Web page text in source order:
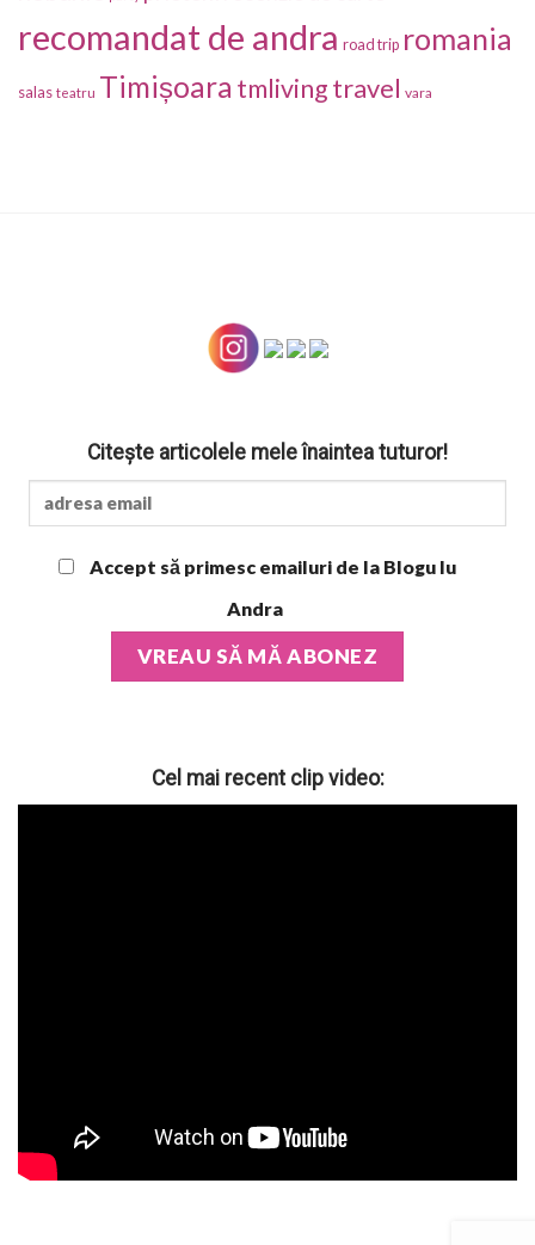
recomandat de andra road trip romania
salas teatru Timișoara tmlivingtravel vara
Citește articolele mele înaintea tuturor!
Accept să primesc emailuri de la Blogu lu
Andra
Cel mai recent clip video: